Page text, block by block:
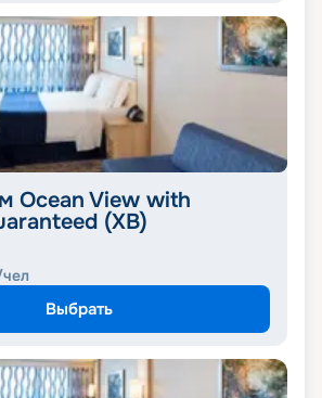
Ocean View with
(XB)
Выбрать